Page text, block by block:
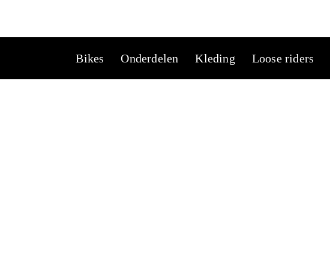
Bikes Onderdelen Kleding Loose riders